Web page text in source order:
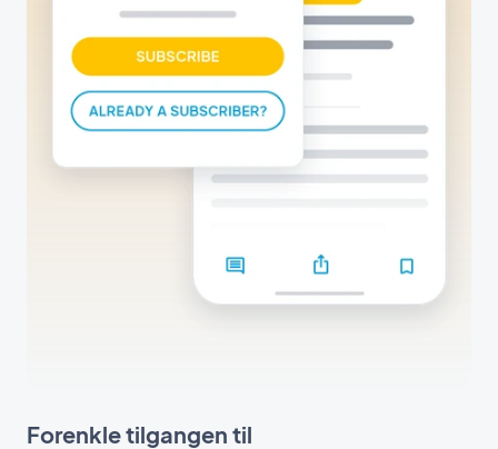
Forenkle tilgangen til